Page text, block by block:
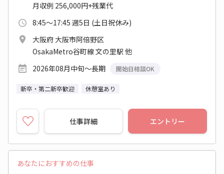
月収例 256,000円+残業代
8:45～17:45 週5日 (土日祝休み)
大阪府 大阪市阿倍野区
OsakaMetro谷町線 文の里駅 他
2026年08月中旬～長期
開始日相談OK
新卒・第二新卒歓迎 休憩室あり
仕事詳細 エントリー
あなたにおすすめの仕事